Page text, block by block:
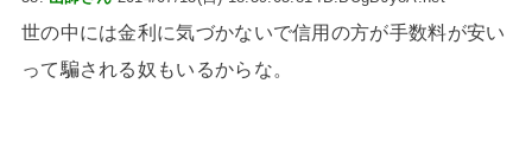
世の中には金利に気づかないで信用の方が手数料が安い
って騙される奴もいるからな。